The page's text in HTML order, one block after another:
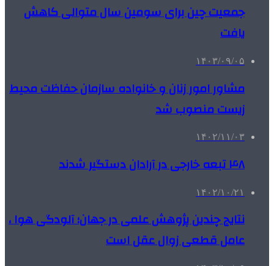
جمعیت چین برای سومین سال متوالی کاهش
یافت
۱۴۰۳/۰۹/۰۵
مشاور امور زنان و خانواده سازمان حفاظت محیط
زیست منصوب شد
۱۴۰۲/۱۱/۰۳
۴۸ تبعه خارجی در آرادان دستگیر شدند
۱۴۰۲/۱۰/۲۱
نتایج چندین پژوهش علمی در جهان؛ آلودگی هوا ،
عامل قطعی زوال عقل است